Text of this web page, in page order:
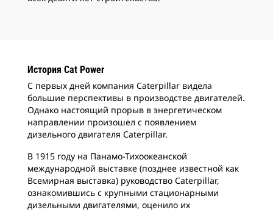
История Cat Power
С первых дней компания Caterpillar видела
большие перспективы в производстве двигателей.
Однако настоящий прорыв в энергетическом
направлении произошел с появлением
дизельного двигателя Caterpillar.
В 1915 году на Панамо-Тихоокеанской
международной выставке (позднее известной как
Всемирная выставка) руководство Caterpillar,
ознакомившись с крупными стационарными
дизельными двигателями, оценило их